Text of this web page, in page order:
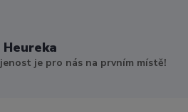
je pro nás na prvním místě!